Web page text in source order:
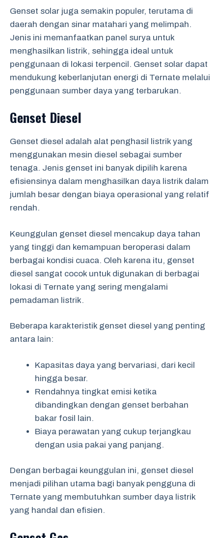
Genset solar juga semakin populer, terutama di
daerah dengan sinar matahari yang melimpah.
Jenis ini memanfaatkan panel surya untuk
menghasilkan listrik, sehingga ideal untuk
penggunaan di lokasi terpencil. Genset solar dapat
mendukung keberlanjutan energi di Ternate melalui
penggunaan sumber daya yang terbarukan.
Genset Diesel
Genset diesel adalah alat penghasil listrik yang
menggunakan mesin diesel sebagai sumber
tenaga. Jenis genset ini banyak dipilih karena
efisiensinya dalam menghasilkan daya listrik dalam
jumlah besar dengan biaya operasional yang relatif
rendah.
Keunggulan genset diesel mencakup daya tahan
yang tinggi dan kemampuan beroperasi dalam
berbagai kondisi cuaca. Oleh karena itu, genset
diesel sangat cocok untuk digunakan di berbagai
lokasi di Ternate yang sering mengalami
pemadaman listrik.
Beberapa karakteristik genset diesel yang penting
antara lain:
Kapasitas daya yang bervariasi, dari kecil
hingga besar.
Rendahnya tingkat emisi ketika
dibandingkan dengan genset berbahan
bakar fosil lain.
Biaya perawatan yang cukup terjangkau
dengan usia pakai yang panjang.
Dengan berbagai keunggulan ini, genset diesel
menjadi pilihan utama bagi banyak pengguna di
Ternate yang membutuhkan sumber daya listrik
yang handal dan efisien.